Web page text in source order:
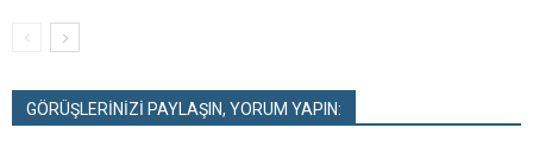
GÖRÜŞLERİNİZİ PAYLAŞIN, YORUM YAPIN: